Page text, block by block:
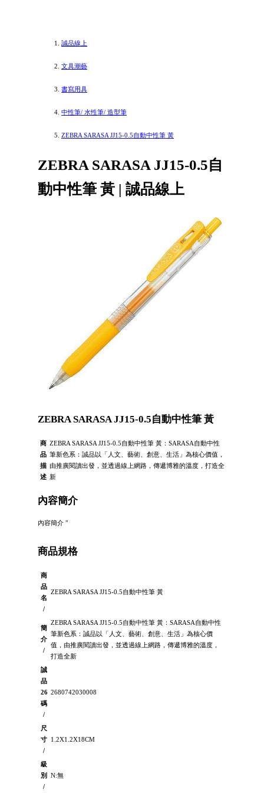
誠品線上
文具潮藝
書寫用具
中性筆/ 水性筆/ 造型筆
ZEBRA SARASA JJ15-0.5自動中性筆 黃
ZEBRA SARASA JJ15-0.5自
動中性筆 黃 | 誠品線上
ZEBRA SARASA JJ15-0.5自動中性筆 黃
商
品
描
述
ZEBRA SARASA JJ15-0.5自動中性筆 黃：SARASA自動中性
筆新色系：誠品以「人文、藝術、創意、生活」為核心價值，
由推廣閱讀出發，並透過線上網路，傳遞博雅的溫度，打造全
新
內容簡介
內容簡介 "
商品規格
商
品
名
/
ZEBRA SARASA JJ15-0.5自動中性筆 黃
簡
介
/
ZEBRA SARASA JJ15-0.5自動中性筆 黃：SARASA自動中性
筆新色系：誠品以「人文、藝術、創意、生活」為核心價
值，由推廣閱讀出發，並透過線上網路，傳遞博雅的溫度，
打造全新
誠
品
26
碼
/
2680742030008
尺
寸
/
1.2X1.2X18CM
級
別
/
N:無